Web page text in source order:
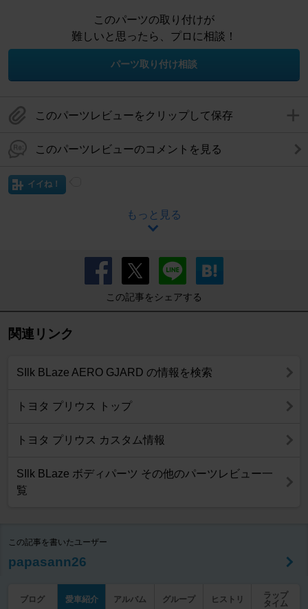
このパーツの取り付けが
難しいと思ったら、プロに相談！
パーツ取り付け相談
このパーツレビューをクリップして保存
このパーツレビューのコメントを見る
イイね！
もっと見る
この記事をシェアする
関連リンク
SIlk BLaze AERO GJARD の情報を検索
トヨタ プリウス トップ
トヨタ プリウス カスタム情報
SIlk BLaze ボディパーツ その他のパーツレビュー一
覧
この記事を書いたユーザー
papasann26
ブログ 愛車紹介 アルバム グループ ヒストリ
ラップ
タイム